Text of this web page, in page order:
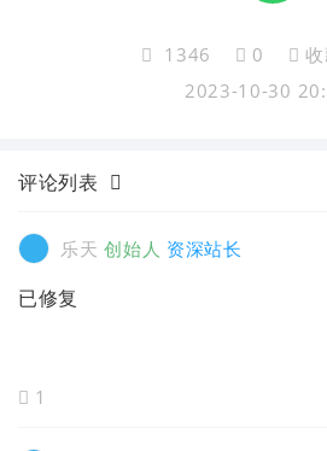
1346 0
2023-10-30
评论列表
乐天 创始人 资深站长
已修复
1